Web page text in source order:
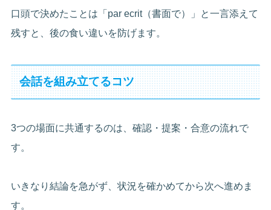
口頭で決めたことは「par ecrit（書面で）」と一言添えて
残すと、後の食い違いを防げます。
会話を組み立てるコツ
3つの場面に共通するのは、確認・提案・合意の流れで
す。
いきなり結論を急がず、状況を確かめてから次へ進めま
す。